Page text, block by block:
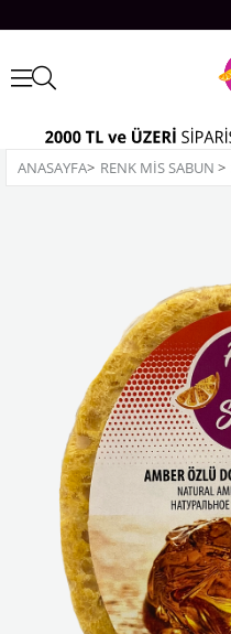
ANASAYFA> RENK MİS SABUN >